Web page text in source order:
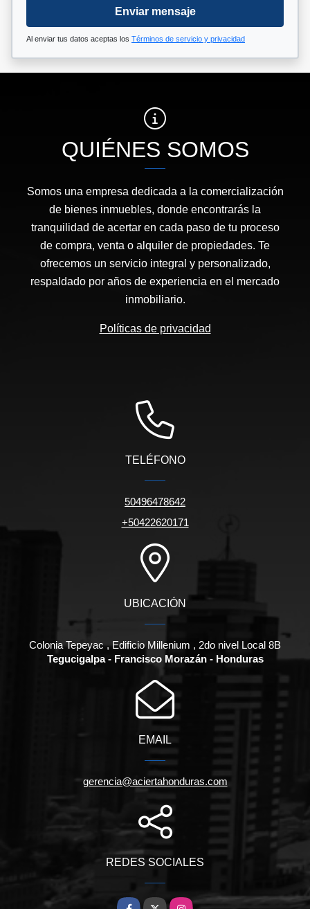
Enviar mensaje
Al enviar tus datos aceptas los Términos de servicio y privacidad
QUIÉNES SOMOS
Somos una empresa dedicada a la comercialización
de bienes inmuebles, donde encontrarás la
tranquilidad de acertar en cada paso de tu proceso
de compra, venta o alquiler de propiedades. Te
ofrecemos un servicio integral y personalizado,
respaldado por años de experiencia en el mercado
inmobiliario.
Políticas de privacidad
TELÉFONO
50496478642
+50422620171
UBICACIÓN
Colonia Tepeyac , Edificio Millenium , 2do nivel Local 8B
Tegucigalpa - Francisco Morazán - Honduras
EMAIL
gerencia@aciertahonduras.com
REDES SOCIALES
Facebook
X Instagram